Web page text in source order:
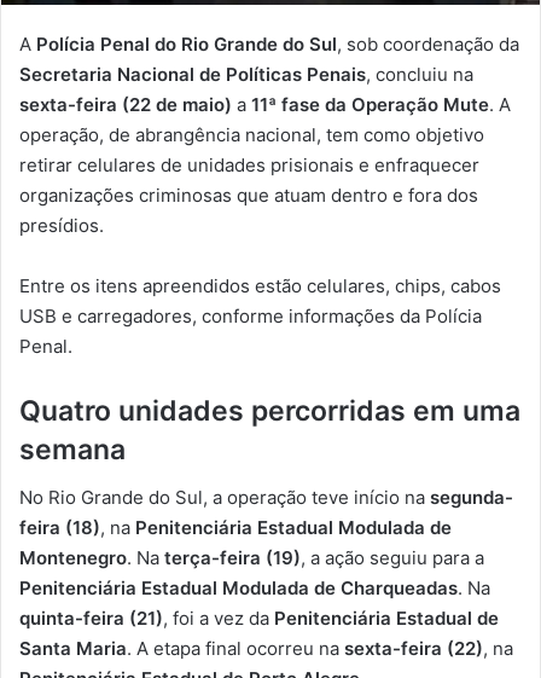
A Polícia Penal do Rio Grande do Sul, sob coordenação da
Secretaria Nacional de Políticas Penais, concluiu na
sexta-feira (22 de maio) a 11ª fase da Operação Mute. A
operação, de abrangência nacional, tem como objetivo
retirar celulares de unidades prisionais e enfraquecer
organizações criminosas que atuam dentro e fora dos
presídios.
Entre os itens apreendidos estão celulares, chips, cabos
USB e carregadores, conforme informações da Polícia
Penal.
Quatro unidades percorridas em uma
semana
No Rio Grande do Sul, a operação teve início na segunda-
feira (18), na Penitenciária Estadual Modulada de
Montenegro. Na terça-feira (19), a ação seguiu para a
Penitenciária Estadual Modulada de Charqueadas. Na
quinta-feira (21), foi a vez da Penitenciária Estadual de
Santa Maria. A etapa final ocorreu na sexta-feira (22), na